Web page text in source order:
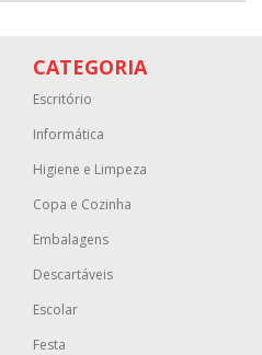
CATEGORIA
Escritório
Informática
Higiene e Limpeza
Copa e Cozinha
Embalagens
Descartáveis
Escolar
Festa